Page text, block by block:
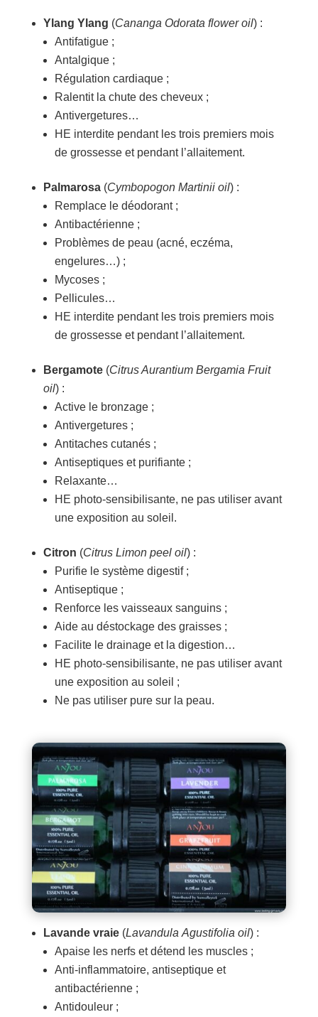
Ylang Ylang (Cananga Odorata flower oil) :
Antifatigue ;
Antalgique ;
Régulation cardiaque ;
Ralentit la chute des cheveux ;
Antivergetures…
HE interdite pendant les trois premiers mois
de grossesse et pendant l’allaitement.
Palmarosa (Cymbopogon Martinii oil) :
Remplace le déodorant ;
Antibactérienne ;
Problèmes de peau (acné, eczéma,
engelures…) ;
Mycoses ;
Pellicules…
HE interdite pendant les trois premiers mois
de grossesse et pendant l’allaitement.
Bergamote (Citrus Aurantium Bergamia Fruit
oil) :
Active le bronzage ;
Antivergetures ;
Antitaches cutanés ;
Antiseptiques et purifiante ;
Relaxante…
HE photo-sensibilisante, ne pas utiliser avant
une exposition au soleil.
Citron (Citrus Limon peel oil) :
Purifie le système digestif ;
Antiseptique ;
Renforce les vaisseaux sanguins ;
Aide au déstockage des graisses ;
Facilite le drainage et la digestion…
HE photo-sensibilisante, ne pas utiliser avant
une exposition au soleil ;
Ne pas utiliser pure sur la peau.
Lavande vraie(Lavandula Agustifolia oil) :
Apaise les nerfs et détend les muscles ;
Anti-inflammatoire, antiseptique et
antibactérienne ;
Antidouleur ;